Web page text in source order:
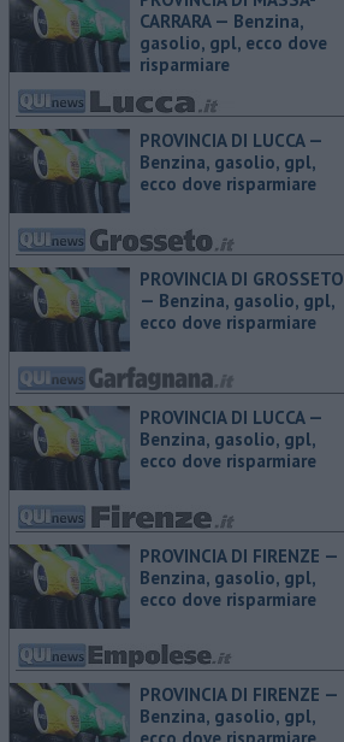
CARRARA — ​Benzina,
gasolio, gpl, ecco dove
risparmiare
PROVINCIA DI LUCCA — ​
Benzina, gasolio, gpl,
ecco dove risparmiare
PROVINCIA DI GROSSETO
— ​Benzina, gasolio, gpl,
ecco dove risparmiare
PROVINCIA DI LUCCA — ​
Benzina, gasolio, gpl,
ecco dove risparmiare
PROVINCIA DI FIRENZE — ​
Benzina, gasolio, gpl,
ecco dove risparmiare
PROVINCIA DI FIRENZE — ​
Benzina, gasolio, gpl,